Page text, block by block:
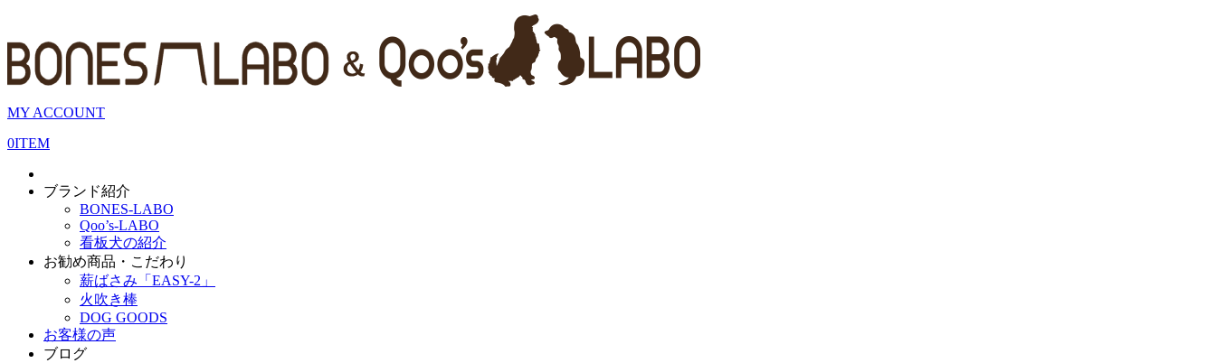
MY ACCOUNT
0ITEM
ブランド紹介
BONES-LABO
Qoo’s-LABO
看板犬の紹介
お勧め商品・こだわり
薪ばさみ「EASY-2」
火吹き棒
DOG GOODS
お客様の声
ブログ